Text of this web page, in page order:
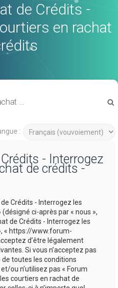
de Crédits -
en rachat
Forum Rachat de Crédits
:
- Interrogez
de crédits -
Crédits - Interrogez les
ci-après par « nous »,
de Crédits - Interrogez les
« https://www.forum-
d’être légalement
Si vous n’acceptez pas
toutes les conditions
ou n’utilisez pas « Forum
courtiers en rachat de